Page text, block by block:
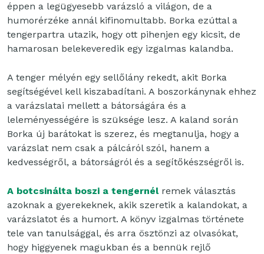
éppen a legügyesebb varázsló a világon, de a
humorérzéke annál kifinomultabb. Borka ezúttal a
tengerpartra utazik, hogy ott pihenjen egy kicsit, de
hamarosan belekeveredik egy izgalmas kalandba.
A tenger mélyén egy sellőlány rekedt, akit Borka
segítségével kell kiszabadítani. A boszorkánynak ehhez
a varázslatai mellett a bátorságára és a
leleményességére is szüksége lesz. A kaland során
Borka új barátokat is szerez, és megtanulja, hogy a
varázslat nem csak a pálcáról szól, hanem a
kedvességről, a bátorságról és a segítőkészségről is.
A botcsinálta boszi a tengernél remek választás
azoknak a gyerekeknek, akik szeretik a kalandokat, a
varázslatot és a humort. A könyv izgalmas története
tele van tanulsággal, és arra ösztönzi az olvasókat,
hogy higgyenek magukban és a bennük rejlő